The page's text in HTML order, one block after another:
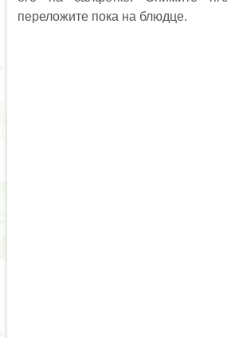
переложите пока на блюдце.